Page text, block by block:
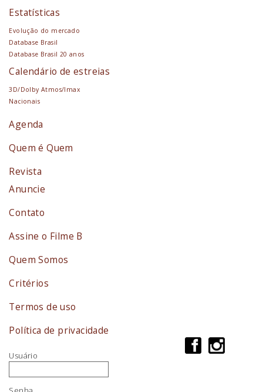
Estatísticas
Evolução do mercado
Database Brasil
Database Brasil 20 anos
Calendário de estreias
3D/Dolby Atmos/Imax
Nacionais
Agenda
Quem é Quem
Revista
Anuncie
Contato
Assine o Filme B
Quem Somos
Critérios
Termos de uso
Política de privacidade
Usuário